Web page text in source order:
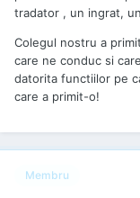
tradator , un ingrat,
Colegul nostru a
care ne conduc si
datorita functiilor pe
care a primit-o!
Membru